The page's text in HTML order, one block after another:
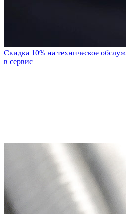
Скидка 10% на техническое
в сервис